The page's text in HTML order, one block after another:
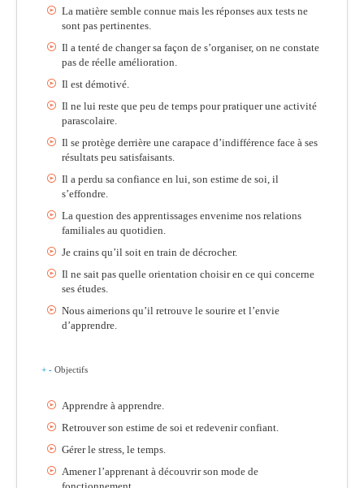
La matière semble connue mais les réponses aux tests ne
sont pas pertinentes.
Il a tenté de changer sa façon de s’organiser, on ne constate
pas de réelle amélioration.
Il est démotivé.
Il ne lui reste que peu de temps pour pratiquer une activité
parascolaire.
Il se protège derrière une carapace d’indifférence face à ses
résultats peu satisfaisants.
Il a perdu sa confiance en lui, son estime de soi, il
s’effondre.
La question des apprentissages envenime nos relations
familiales au quotidien.
Je crains qu’il soit en train de décrocher.
Il ne sait pas quelle orientation choisir en ce qui concerne
ses études.
Nous aimerions qu’il retrouve le sourire et l’envie
d’apprendre.
+ - Objectifs
Apprendre à apprendre.
Retrouver son estime de soi et redevenir confiant.
Gérer le stress, le temps.
Amener l’apprenant à découvrir son mode de